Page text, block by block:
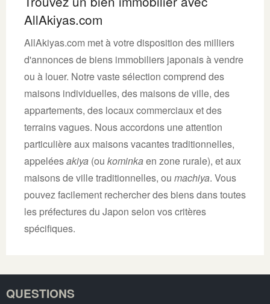
AllAkiyas.com
AllAkiyas.com met à votre disposition des milliers
d'annonces de biens immobiliers japonais à vendre
ou à louer. Notre vaste sélection comprend des
maisons individuelles, des maisons de ville, des
appartements, des locaux commerciaux et des
terrains vagues. Nous accordons une attention
particulière aux maisons vacantes traditionnelles,
appeléesakiya (ou kominkaen zone rurale), et aux
maisons de ville traditionnelles, ou machiya. Vous
pouvez facilement rechercher des biens dans toutes
les préfectures du Japon selon vos critères
spécifiques.
QUESTIONS